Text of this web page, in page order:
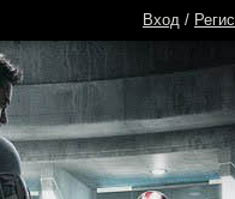
Вход /